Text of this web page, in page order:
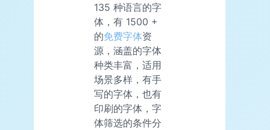
135 种语言的字
体，有 1500 +
的免费字体资
源，涵盖的字体
种类丰富，适用
场景多样，有手
写的字体，也有
印刷的字体，字
体筛选的条件分